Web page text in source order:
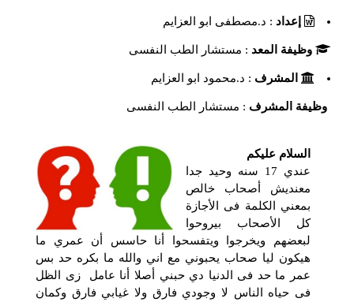
إعداد : د.مصطفى ابو العزايم
وظيفة المعد : مستشار الطب النفسى
المشرف : د.محمود ابو العزايم
وظيفة المشرف : مستشار الطب النفسى
السلام عليكم
عندي 17 سنه وحيد جدا
معنديش أصحاب خالص
بمعني الكلمة فى الأجازة
كل الأصحاب بيروحوا
لبعضهم ويخرجوا ويتفسحوا أنا حاسس أن عمري ما
هيكون ليا صحاب يحبوني مع اني والله ما بكره حد بس
عمر ما حد فى الدنيا دي حبني أصلا أنا عامل زى الظل
فى حياه الناس لا وجودي فارق ولا غيابي فارق وكمان